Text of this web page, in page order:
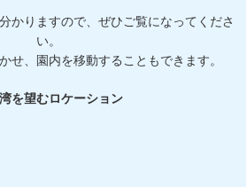
かりますので、ぜひご覧になってくださ
い。
せ、園内を移動することもできます。
を望むロケーション